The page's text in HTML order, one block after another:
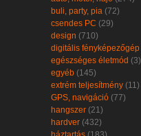
buli, party, pia (72)
csendes PC (29)
design (710)
digitális fényképezőgép
egészséges életmód (3)
egyéb (145)
extrém teljesítmény (11)
GPS, navigáció (77)
hangszer (21)
hardver (432)